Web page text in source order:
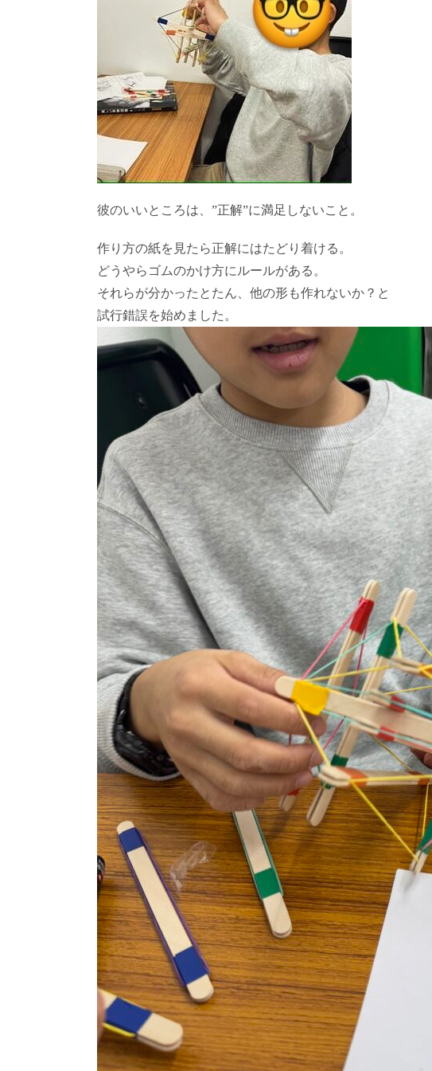
彼のいいところは、”正解”に満足しないこと。
作り方の紙を見たら正解にはたどり着ける。
どうやらゴムのかけ方にルールがある。
それらが分かったとたん、他の形も作れないか？と
試行錯誤を始めました。